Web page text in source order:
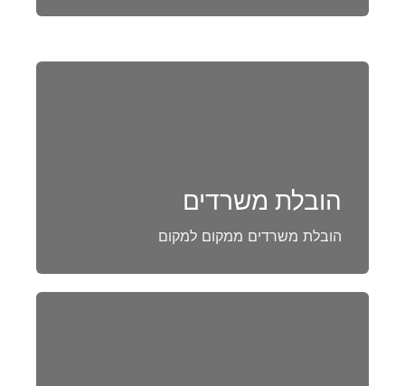
הובלת משרדים
הובלת משרדים ממקום למקום